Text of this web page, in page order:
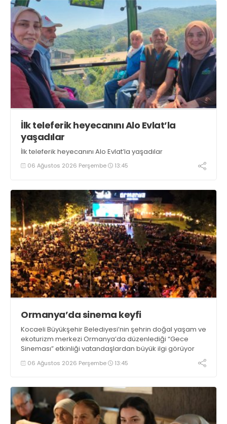
İlk teleferik heyecanını Alo Evlat’la
yaşadılar
İlk teleferik heyecanını Alo Evlat’la yaşadılar
06 Ağustos 2026 Perşembe 13:45
Ormanya’da sinema keyfi
Kocaeli Büyükşehir Belediyesi’nin şehrin doğal yaşam ve
ekoturizm merkezi Ormanya’da düzenlediği “Gece
Sineması” etkinliği vatandaşlardan büyük ilgi görüyor
06 Ağustos 2026 Perşembe 13:45